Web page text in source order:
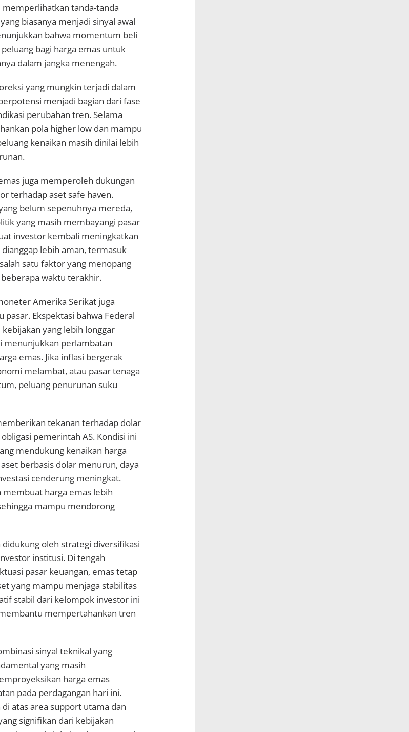
tanda-tanda
biasanya menjadi sinyal awal
bahwa momentum beli
bagi harga emas untuk
dalam jangka menengah.
yang mungkin terjadi dalam
menjadi bagian dari fase
perubahan tren. Selama
pola higher low dan mampu
kenaikan masih dinilai lebih
juga memperoleh dukungan
terhadap aset safe haven.
belum sepenuhnya mereda,
yang masih membayangi pasar
investor kembali meningkatkan
lebih aman, termasuk
satu faktor yang menopang
waktu terakhir.
Amerika Serikat juga
Ekspektasi bahwa Federal
yang lebih longgar
menunjukkan perlambatan
emas. Jika inflasi bergerak
melambat, atau pasar tenaga
peluang penurunan suku
tekanan terhadap dolar
pemerintah AS. Kondisi ini
mendukung kenaikan harga
berbasis dolar menurun, daya
cenderung meningkat.
membuat harga emas lebih
mampu mendorong
oleh strategi diversifikasi
institusi. Di tengah
pasar keuangan, emas tetap
yang mampu menjaga stabilitas
stabil dari kelompok investor ini
mempertahankan tren
sinyal teknikal yang
yang masih
harga emas
pada perdagangan hari ini.
atas area support utama dan
signifikan dari kebijakan